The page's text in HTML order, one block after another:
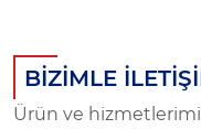
BİZİMLE
Ürün ve